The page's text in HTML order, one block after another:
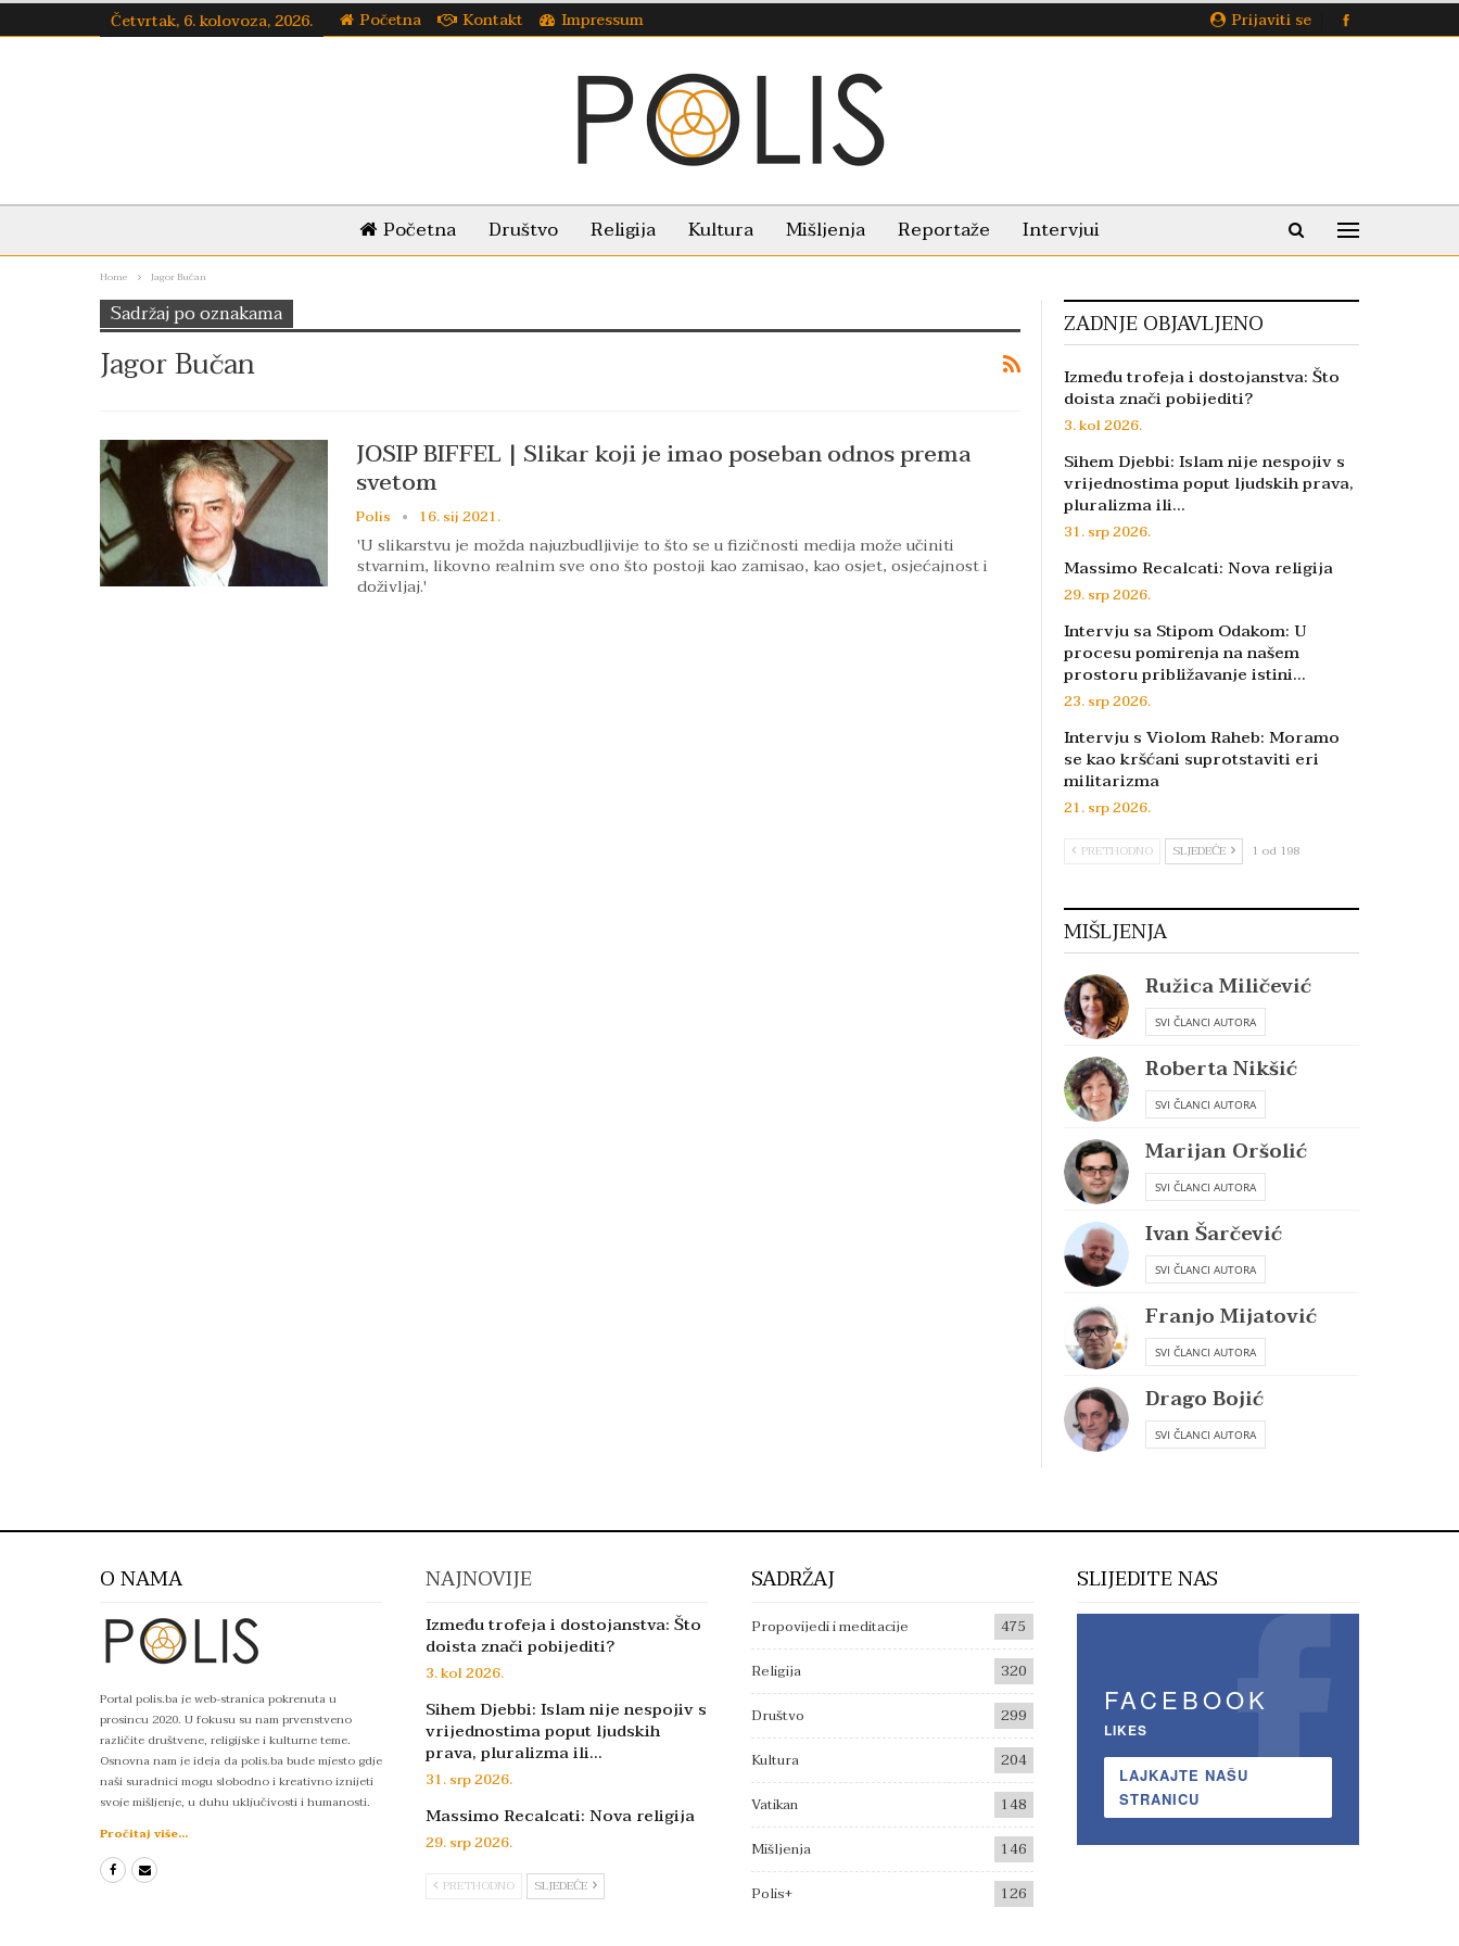
Prijaviti se
Četvrtak, 6. kolovoza, 2026. Početna Kontakt Impressum
Početna Društvo Religija Kultura Mišljenja Reportaže Intervjui
Home Jagor Bučan
Sadržaj po oznakama
Jagor Bučan
JOSIP BIFFEL | Slikar koji je imao poseban odnos prema
svetom
Polis 16. sij 2021.
'U slikarstvu je možda najuzbudljivije to što se u fizičnosti medija može učiniti
stvarnim, likovno realnim sve ono što postoji kao zamisao, kao osjet, osjećajnost i
doživljaj.'
ZADNJE OBJAVLJENO
Između trofeja i dostojanstva: Što
doista znači pobijediti?
3. kol 2026.
Sihem Djebbi: Islam nije nespojiv s
vrijednostima poput ljudskih prava,
pluralizma ili…
31. srp 2026.
Massimo Recalcati: Nova religija
29. srp 2026.
Intervju sa Stipom Odakom: U
procesu pomirenja na našem
prostoru približavanje istini…
23. srp 2026.
Intervju s Violom Raheb: Moramo
se kao kršćani suprotstaviti eri
militarizma
21. srp 2026.
PRETHODNO SLJEDEĆE 1 od 198
MIŠLJENJA
Ružica Miličević
SVI ČLANCI AUTORA
Roberta Nikšić
SVI ČLANCI AUTORA
Marijan Oršolić
SVI ČLANCI AUTORA
Ivan Šarčević
SVI ČLANCI AUTORA
Franjo Mijatović
SVI ČLANCI AUTORA
Drago Bojić
SVI ČLANCI AUTORA
O NAMA
Portal polis.ba je web-stranica pokrenuta u
prosincu 2020. U fokusu su nam prvenstveno
različite društvene, religijske i kulturne teme.
Osnovna nam je ideja da polis.ba bude mjesto gdje
naši suradnici mogu slobodno i kreativno iznijeti
svoje mišljenje, u duhu uključivosti i humanosti.
Pročitaj više...
NAJNOVIJE
Između trofeja i dostojanstva: Što
doista znači pobijediti?
3. kol 2026.
Sihem Djebbi: Islam nije nespojiv s
vrijednostima poput ljudskih
prava, pluralizma ili…
31. srp 2026.
Massimo Recalcati: Nova religija
29. srp 2026.
PRETHODNO SLJEDEĆE
SADRŽAJ
Propovijedi i meditacije
475
Religija
320
Društvo
299
Kultura
204
Vatikan
148
Mišljenja
146
Polis+
126
SLIJEDITE NAS
FACEBOOK
LIKES
LAJKAJTE NAŠU
STRANICU